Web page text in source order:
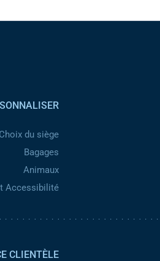
Choix du siège
Bagages
Animaux
Accessibilité
CLIENTÈLE